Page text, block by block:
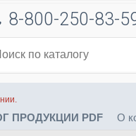
8-800-250-83-
ПРОДУКЦИИ PDF О